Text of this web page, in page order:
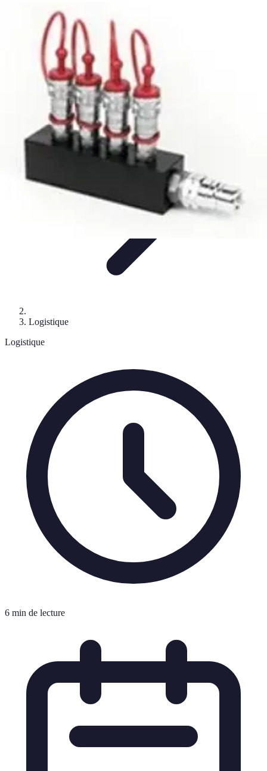
Sport Distribution
Stratégies de distribution
Logistique et Chaîne
d'ApprovisionnementStratégies Marketing
Sport Distribution
Logistique
Logistique
6 min de lecture